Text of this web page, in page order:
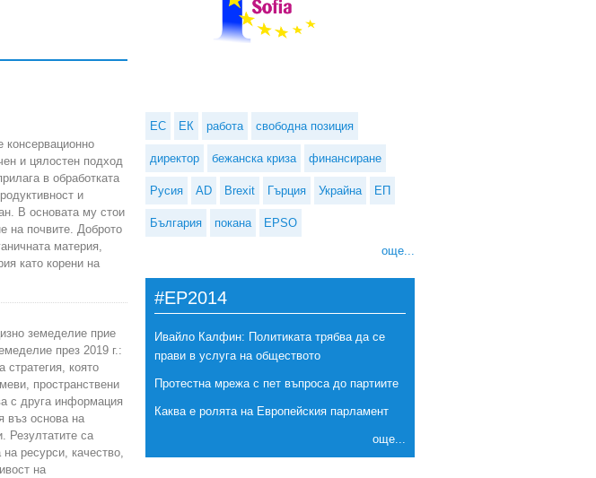
консервационно
и цялостен подход
в обработката
и
В основата му стои
на почвите. Доброто
материя,
като корени на
земеделие прие
през 2019 г.:
стратегия, която
пространствени
с друга информация
въз основа на
Резултатите са
ресурси, качество,
на
ЕС ЕК работа свободна позиция
директор бежанска криза финансиране
Русия AD Brexit Гърция Украйна ЕП
България покана EPSO
още...
#EP2014
Ивайло Калфин: Политиката трябва да се
прави в услуга на обществото
Протестна мрежа с пет въпроса до партиите
Каква е ролята на Европейския парламент
още...